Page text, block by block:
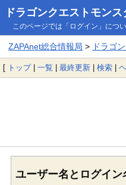
ドラゴンクエストモン
このページでは「ログイン」につ
ZAPAnet総合情報局 > ドラゴ
[ トップ| 一覧 | 最終更新 | 検索 |
ユーザー名とログイ